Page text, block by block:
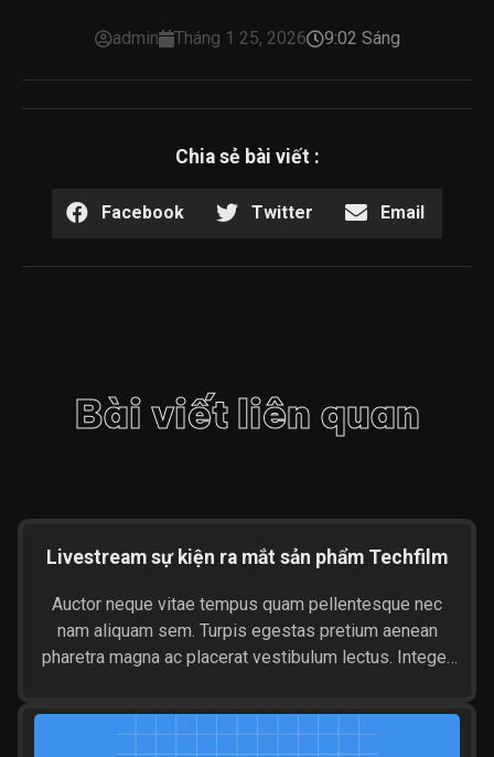
admin Tháng 1 25, 2026 9:02 Sáng
Chia sẻ bài viết :
Facebook Twitter Email
Bài viết liên quan
Livestream sự kiện ra mắt sản phẩm Techfilm
Auctor neque vitae tempus quam pellentesque nec
nam aliquam sem. Turpis egestas pretium aenean
pharetra magna ac placerat vestibulum lectus. Integer
accumsan. Morbi tincidunt ornare massa eget egestas.
Mattis aliquam faucibus purus in. Id diam vel quam